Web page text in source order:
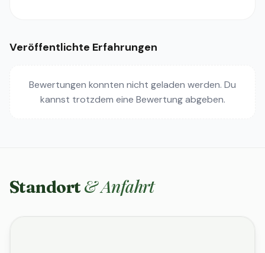
Veröffentlichte Erfahrungen
Bewertungen konnten nicht geladen werden. Du
kannst trotzdem eine Bewertung abgeben.
Standort & Anfahrt